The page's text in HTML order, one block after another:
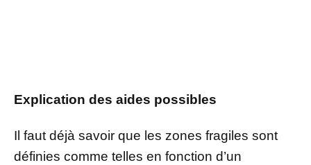
Explication des aides possibles
Il faut déjà savoir que les zones fragiles sont
définies comme telles en fonction d’un